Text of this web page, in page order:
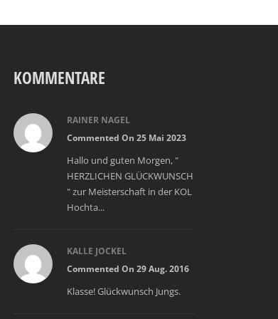
KOMMENTARE
RAINER NAGEL
Commented On 25 Mai 2023
Hallo und guten Morgen, "
HERZLICHEN GLÜCKWUNSCH
" zur Meisterschaft in der KOL
Hochta...
KALLE JOCKEL
Commented On 29 Aug. 2016
Klasse! Glückwunsch Jungs.